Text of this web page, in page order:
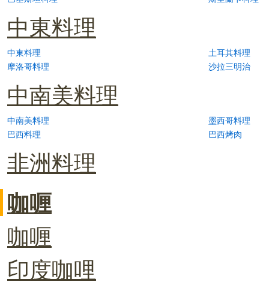
中東料理
中東料理
土耳其料理
摩洛哥料理
沙拉三明治
中南美料理
中南美料理
墨西哥料理
巴西料理
巴西烤肉
非洲料理
咖喱
咖喱
印度咖哩